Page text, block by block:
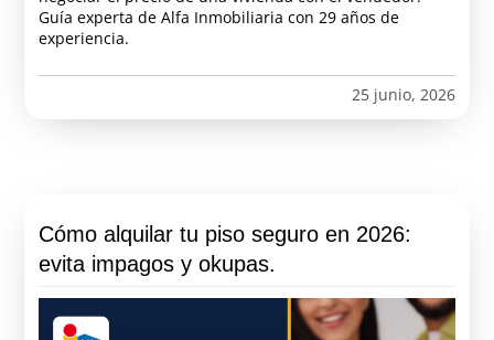
Guía experta de Alfa Inmobiliaria con 29 años de
experiencia.
25 junio, 2026
Cómo alquilar tu piso seguro en 2026:
evita impagos y okupas.